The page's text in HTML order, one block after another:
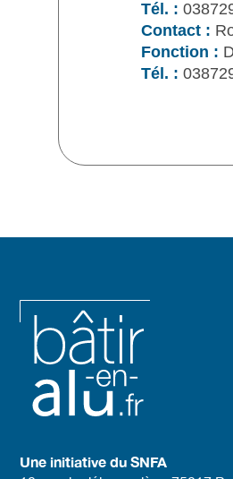
Tél. :
Contact :
Fonction :
Tél. :
Une initiative du SNFA